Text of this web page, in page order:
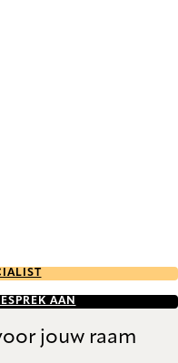
AAN
jouw raam